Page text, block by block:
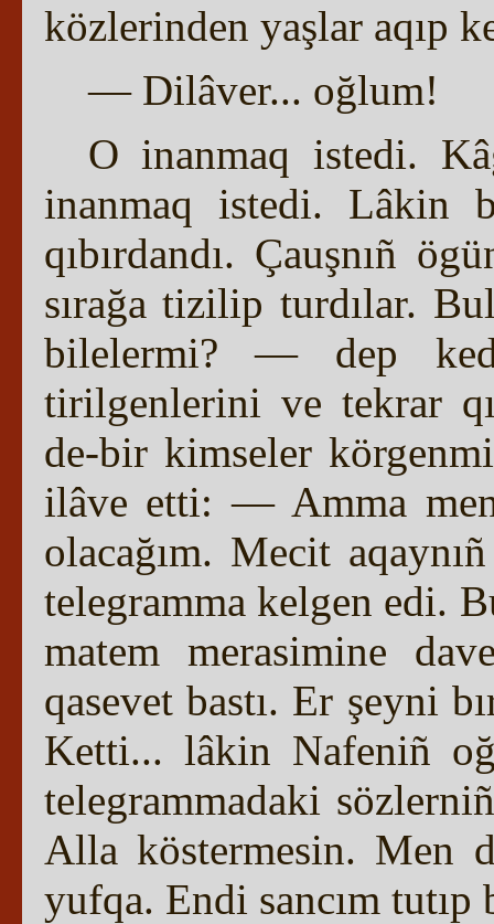
közlerinden yaşlar aqıp
— Dilâver... oğlum!
O inanmaq istedi.
inanmaq istedi. Lâkin
qıbırdandı. Çauşnıñ
sırağa tizilip turdılar.
bilelermi? — dep
tirilgenlerini ve tekrar
de-bir kimseler
ilâve etti: — Amma men
olacağım. Mecit
telegramma kelgen edi.
matem merasimine
qasevet bastı. Er şeyni
Ketti... lâkin Nafeniñ
telegrammadaki
Alla köstermesin. Men
yufqa. Endi sancım tutıp